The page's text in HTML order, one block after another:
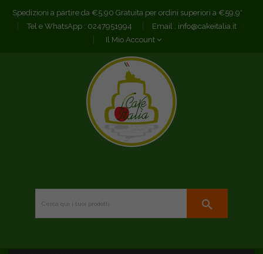
Spedizioni a partire da €5,90 Gratuita per ordini superiori a €59,9*
Tel e WhatsApp : 0247951994 Email : info@cakeitalia.it
Il Mio Account
search